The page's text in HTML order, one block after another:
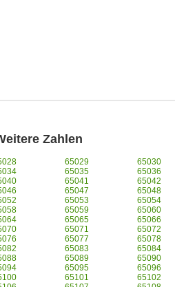
Zahlen
65029 65030
65035 65036
65041 65042
65047 65048
65053 65054
65059 65060
65065 65066
65071 65072
65077 65078
65083 65084
65089 65090
65095 65096
65101 65102